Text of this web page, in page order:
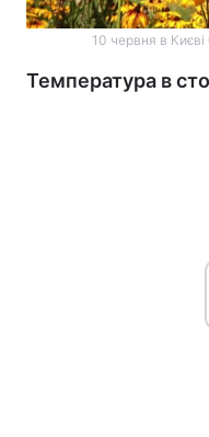
10 червня в
Температура в